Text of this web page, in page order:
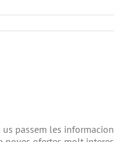
passem les